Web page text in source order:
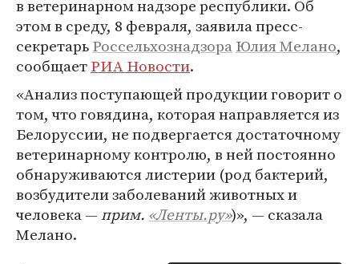
в ветеринарном надзоре республики. Об
этом в среду, 8 февраля, заявила пресс-
секретарьРоссельхознадзораЮлия Мелано,
сообщаетРИА Новости.
«Анализ поступающей продукции говорит о
том, что говядина, которая направляется из
Белоруссии, не подвергается достаточному
ветеринарному контролю, в ней постоянно
обнаруживаются листерии (род бактерий,
возбудители заболеваний животных и
человека — прим. «Ленты.ру»)», — сказала
Мелано.